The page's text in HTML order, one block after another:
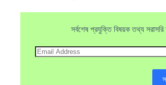
সর্বশেষ প্রযুক্তি বিষয়ক তথ্য
Email
Address